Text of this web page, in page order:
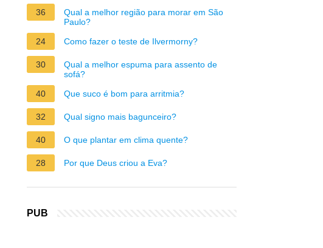
36
Qual a melhor região para morar em São
Paulo?
24
Como fazer o teste de Ilvermorny?
30
Qual a melhor espuma para assento de
sofá?
40
Que suco é bom para arritmia?
32 Qual signo mais bagunceiro?
40 O que plantar em clima quente?
28 Por que Deus criou a Eva?
PUB